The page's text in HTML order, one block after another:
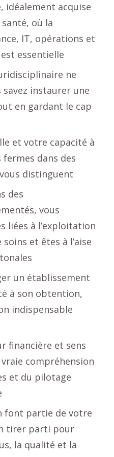
idéalement acquise
où la
IT, opérations et
essentielle
ne
savez instaurer une
en gardant le cap
et votre capacité à
dans des
distinguent
des
vous
liées à l’exploitation
et êtes à l’aise
un établissement
à son obtention,
indispensable
financière et sens
compréhension
et du pilotage
font partie de votre
tirer parti pour
la qualité et la